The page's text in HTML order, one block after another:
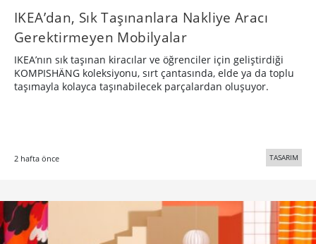
IKEA’dan, Sık Taşınanlara Nakliye Aracı
Gerektirmeyen Mobilyalar
IKEA’nın sık taşınan kiracılar ve öğrenciler için geliştirdiği
KOMPISHÄNG koleksiyonu, sırt çantasında, elde ya da toplu
taşımayla kolayca taşınabilecek parçalardan oluşuyor.
2 hafta önce TASARIM